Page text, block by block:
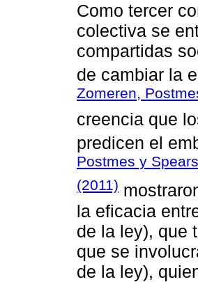
Como tercer
colectiva se
compartidas
de cambiar la
Zomeren,
creencia que
predicen el
Postmes y
(2011)
la eficacia
de la ley), que
que se
de la ley),